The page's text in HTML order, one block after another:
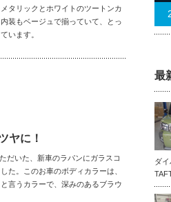
タリックとホワイトのツートンカ
装もベージュで揃っていて、とっ
います。
ヤに！
だいた、新車のラパンにガラスコ
た。このお車のボディカラーは、
言うカラーで、深みのあるブラウ
最
ダ